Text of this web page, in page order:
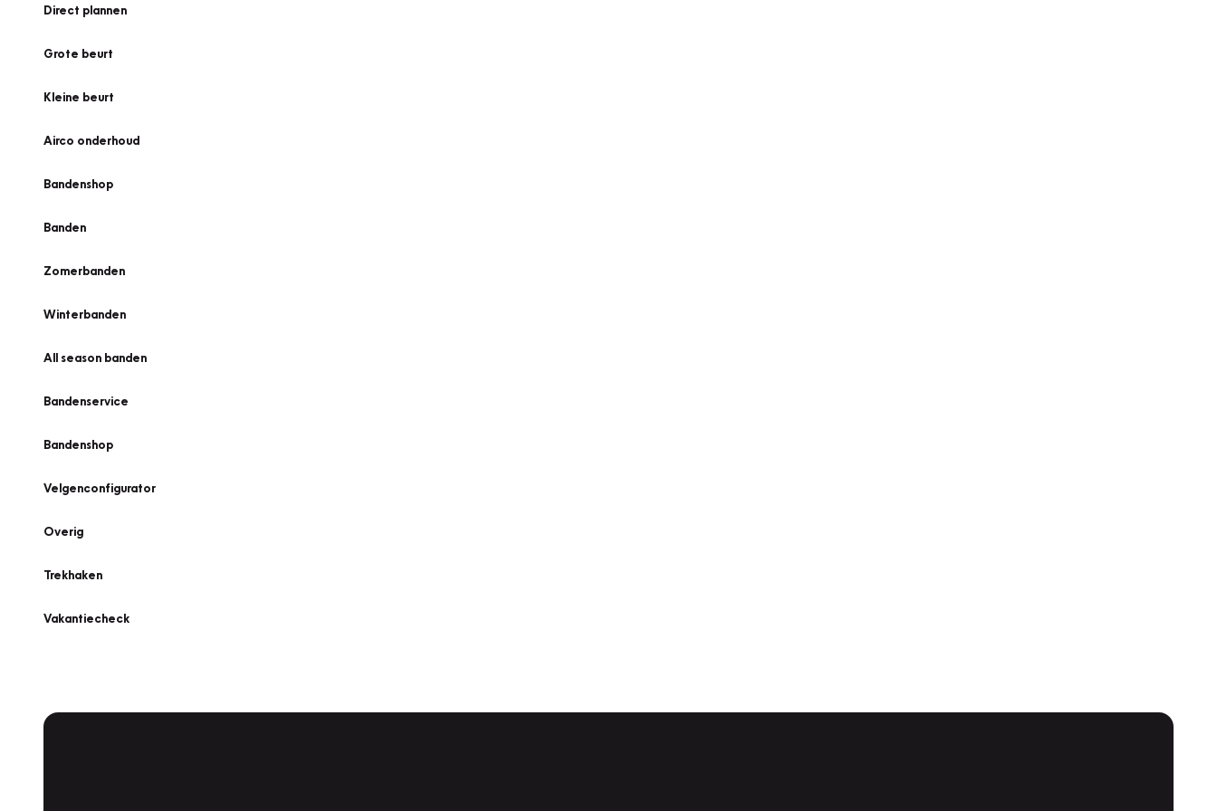
Direct plannen
Grote beurt
Kleine beurt
Airco onderhoud
Bandenshop
Banden
Zomerbanden
Winterbanden
All season banden
Bandenservice
Bandenshop
Velgenconfigurator
Overig
Trekhaken
Vakantiecheck